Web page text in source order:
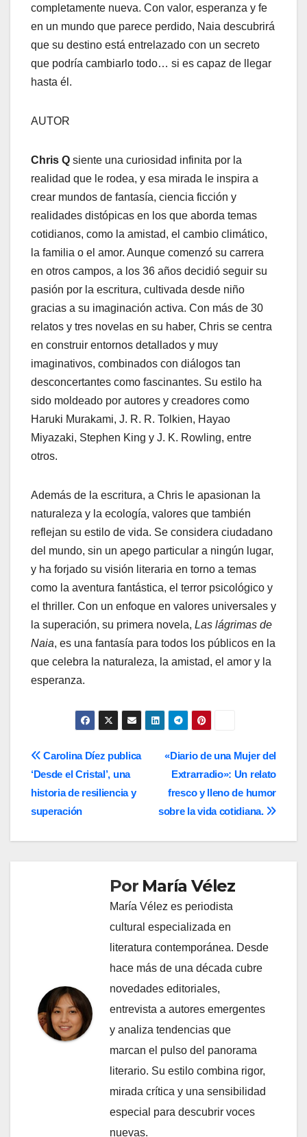
completamente nueva. Con valor, esperanza y fe
en un mundo que parece perdido, Naia descubrirá
que su destino está entrelazado con un secreto
que podría cambiarlo todo… si es capaz de llegar
hasta él.
AUTOR
Chris Q siente una curiosidad infinita por la
realidad que le rodea, y esa mirada le inspira a
crear mundos de fantasía, ciencia ficción y
realidades distópicas en los que aborda temas
cotidianos, como la amistad, el cambio climático,
la familia o el amor. Aunque comenzó su carrera
en otros campos, a los 36 años decidió seguir su
pasión por la escritura, cultivada desde niño
gracias a su imaginación activa. Con más de 30
relatos y tres novelas en su haber, Chris se centra
en construir entornos detallados y muy
imaginativos, combinados con diálogos tan
desconcertantes como fascinantes. Su estilo ha
sido moldeado por autores y creadores como
Haruki Murakami, J. R. R. Tolkien, Hayao
Miyazaki, Stephen King y J. K. Rowling, entre
otros.
Además de la escritura, a Chris le apasionan la
naturaleza y la ecología, valores que también
reflejan su estilo de vida. Se considera ciudadano
del mundo, sin un apego particular a ningún lugar,
y ha forjado su visión literaria en torno a temas
como la aventura fantástica, el terror psicológico y
el thriller. Con un enfoque en valores universales y
la superación, su primera novela, Las lágrimas de
Naia, es una fantasía para todos los públicos en la
que celebra la naturaleza, la amistad, el amor y la
esperanza.
Navegación
de
entradas
«Diario de una Mujer del
Extrarradio»: Un relato
fresco y lleno de humor
sobre la vida cotidiana.
Carolina Díez publica
‘Desde el Cristal’, una
historia de resiliencia y
superación
Por María Vélez
María Vélez es periodista
cultural especializada en
literatura contemporánea. Desde
hace más de una década cubre
novedades editoriales,
entrevista a autores emergentes
y analiza tendencias que
marcan el pulso del panorama
literario. Su estilo combina rigor,
mirada crítica y una sensibilidad
especial para descubrir voces
nuevas.